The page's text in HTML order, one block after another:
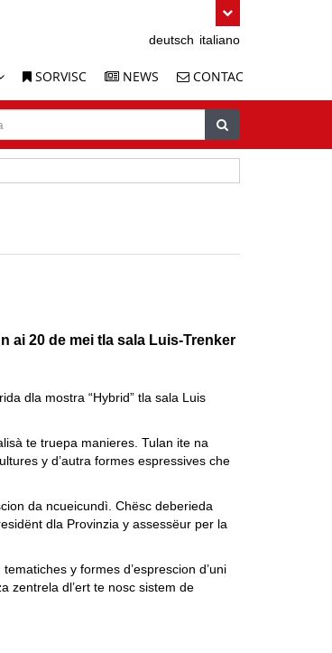
deutsch italiano
SORVISC NEWS CONTAC
Chirida
ai 20 de mei tla sala Luis-Trenker
dla mostra “Hybrid” tla sala Luis
te truepa manieres. Tulan ite na
y d’autra formes espressives che
da ncueicundì. Chësc deberieda
dla Provinzia y assessëur per la
y formes d’esprescion d’uni
zentrela dl’ert te nosc sistem de